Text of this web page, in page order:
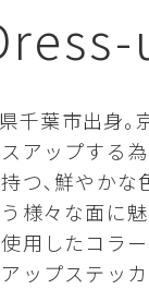
千葉市出身｡
アップする
つ､鮮やか
様々な面に
用したコラ
ップステッ